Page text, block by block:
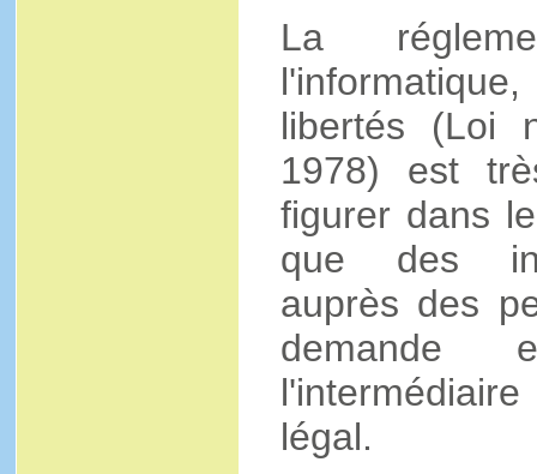
La
libertés (Loi
1978) est
figurer dans
que des
auprès des
demande
légal.